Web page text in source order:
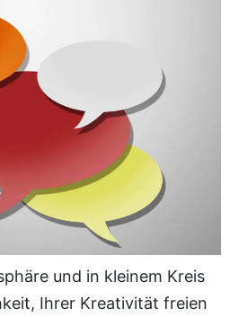
und in kleinem Kreis
Ihrer Kreativität freien